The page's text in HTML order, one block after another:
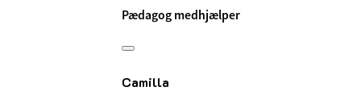
Pædagog medhjælper
Camilla